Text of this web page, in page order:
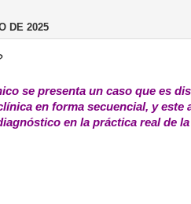
DE 2025
se presenta un caso que es
en forma secuencial, y este
en la práctica real de